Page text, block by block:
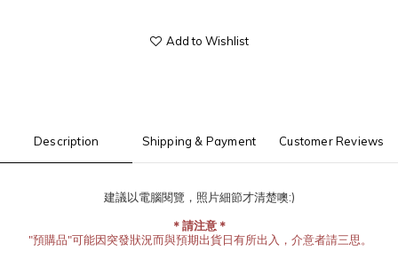
Add to Wishlist
Description Shipping & Payment Customer Reviews
建議以電腦閱覽，照片細節才清楚噢:)
＊請注意＊
"預購品"可能因突發狀況而與預期出貨日有所出入，介意者請三思。